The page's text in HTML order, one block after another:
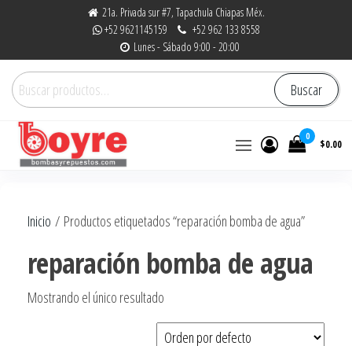
21a. Privada sur #7, Tapachula Chiapas Méx.
+52 9621145159
+52 962 133 8558
Lunes - Sábado 9:00 - 20:00
Buscar
por:
Buscar
RefaccionariaRuiz.com
0
$0.00
Inicio / Productos etiquetados “reparación bomba de agua”
reparación bomba de agua
Mostrando el único resultado